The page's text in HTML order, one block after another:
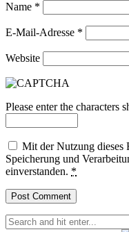
Name *
E-Mail-Adresse *
Website
Please enter the characters
Mit der Nutzung dieses
Speicherung und
einverstanden. *